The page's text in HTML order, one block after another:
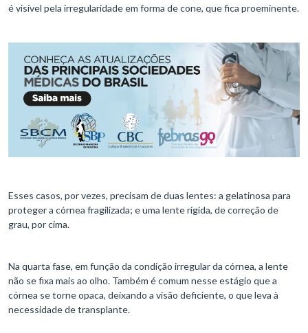
é visível pela irregularidade em forma de cone, que fica proeminente.
Esses casos, por vezes, precisam de duas lentes: a gelatinosa para
proteger a córnea fragilizada; e uma lente rígida, de correção de
grau, por cima.
Na quarta fase, em função da condição irregular da córnea, a lente
não se fixa mais ao olho. Também é comum nesse estágio que a
córnea se torne opaca, deixando a visão deficiente, o que leva à
necessidade de transplante.